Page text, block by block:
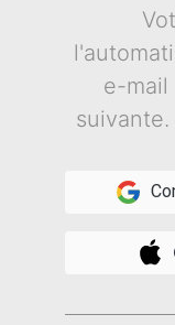
e-mail